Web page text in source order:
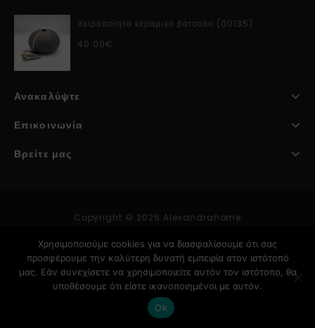
Χειροποίητο κεραμικό βότσαλο (00135)
40.00€
Ανακαλύψτε
Επικοινωνία
Βρείτε μας
Copyright © 2026 Alexandrahome
Κατασκευή Ιστοσελίδων
Χρησιμοποιούμε cookies για να διασφαλίσουμε ότι σας
προσφέρουμε την καλύτερη δυνατή εμπειρία στον ιστότοπό
μας. Εάν συνεχίσετε να χρησιμοποιείτε αυτόν τον ιστότοπο, θα
υποθέσουμε ότι είστε ικανοποιημένοι με αυτόν.
Ok